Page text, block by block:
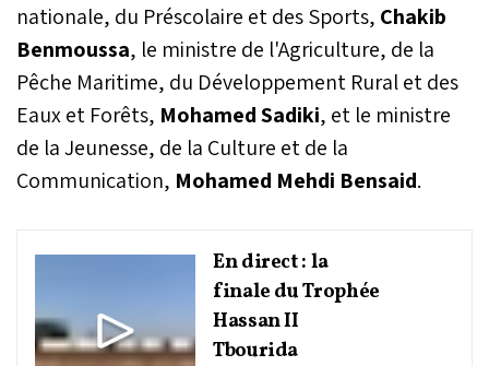
nationale, du Préscolaire et des Sports, Chakib
Benmoussa, le ministre de l'Agriculture, de la
Pêche Maritime, du Développement Rural et des
Eaux et Forêts, Mohamed Sadiki, et le ministre
de la Jeunesse, de la Culture et de la
Communication, Mohamed Mehdi Bensaid.
En direct : la
finale du Trophée
Hassan II
Tbourida